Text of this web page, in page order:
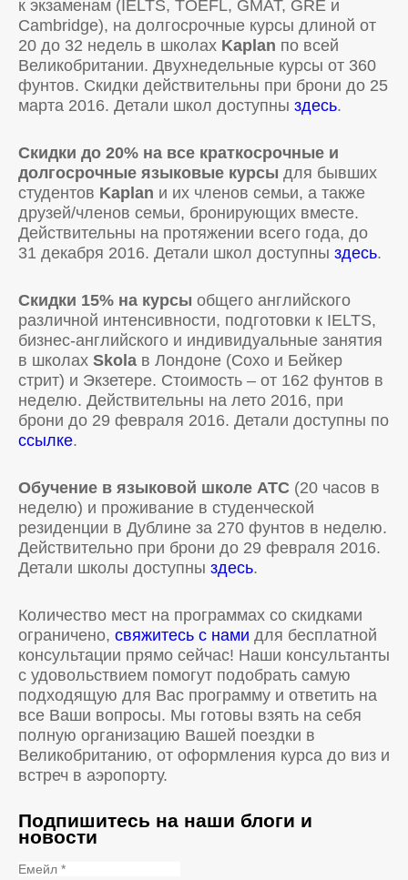
к экзаменам (IELTS, TOEFL, GMAT, GRE и
Cambridge), на долгосрочные курсы длиной от
20 до 32 недель в школах Kaplan по всей
Великобритании. Двухнедельные курсы от 360
фунтов. Скидки действительны при брони до 25
марта 2016. Детали школ доступны здесь.
Скидки до 20% на все краткосрочные и
долгосрочные языковые курсы для бывших
студентов Kaplan и их членов семьи, а также
друзей/членов семьи, бронирующих вместе.
Действительны на протяжении всего года, до
31 декабря 2016. Детали школ доступны здесь.
Скидки 15% на курсы общего английского
различной интенсивности, подготовки к IELTS,
бизнес-английского и индивидуальные занятия
в школах Skola в Лондоне (Сохо и Бейкер
стрит) и Экзетере. Стоимость – от 162 фунтов в
неделю. Действительны на лето 2016, при
брони до 29 февраля 2016. Детали доступны по
ссылке.
Обучение в языковой школе ATC (20 часов в
неделю) и проживание в студенческой
резиденции в Дублине за 270 фунтов в неделю.
Действительно при брони до 29 февраля 2016.
Детали школы доступны здесь.
Количество мест на программах со скидками
ограничено, свяжитесь с нами для бесплатной
консультации прямо сейчас! Наши консультанты
с удовольствием помогут подобрать самую
подходящую для Вас программу и ответить на
все Ваши вопросы. Мы готовы взять на себя
полную организацию Вашей поездки в
Великобританию, от оформления курса до виз и
встреч в аэропорту.
Подпишитесь на наши блоги и
новости